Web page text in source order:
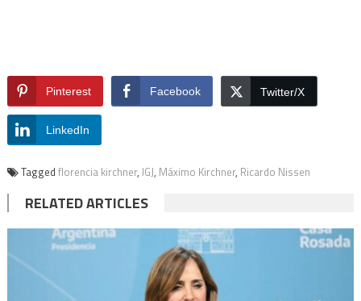
Pinterest Facebook Twitter/X
LinkedIn
Tagged florencia kirchner, IGJ, Máximo Kirchner, Ricardo Nissen
RELATED ARTICLES